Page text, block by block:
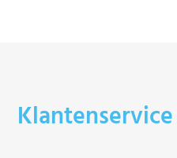
Klantenservice